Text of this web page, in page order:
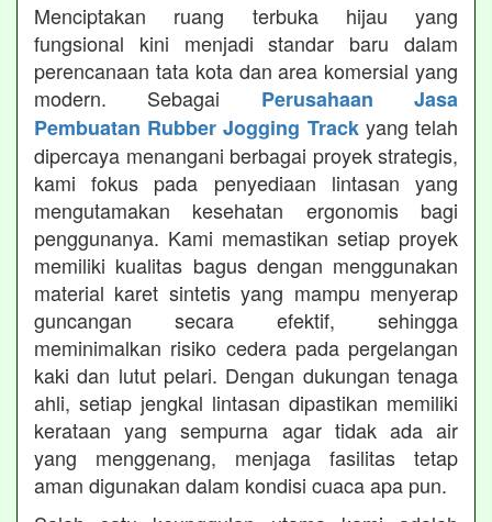
Menciptakan ruang terbuka hijau yang
fungsional kini menjadi standar baru dalam
perencanaan tata kota dan area komersial yang
modern. Sebagai Perusahaan Jasa
Pembuatan Rubber Jogging Trackyang telah
dipercaya menangani berbagai proyek strategis,
kami fokus pada penyediaan lintasan yang
mengutamakan kesehatan ergonomis bagi
penggunanya. Kami memastikan setiap proyek
memiliki kualitas bagus dengan menggunakan
material karet sintetis yang mampu menyerap
guncangan secara efektif, sehingga
meminimalkan risiko cedera pada pergelangan
kaki dan lutut pelari. Dengan dukungan tenaga
ahli, setiap jengkal lintasan dipastikan memiliki
kerataan yang sempurna agar tidak ada air
yang menggenang, menjaga fasilitas tetap
aman digunakan dalam kondisi cuaca apa pun.